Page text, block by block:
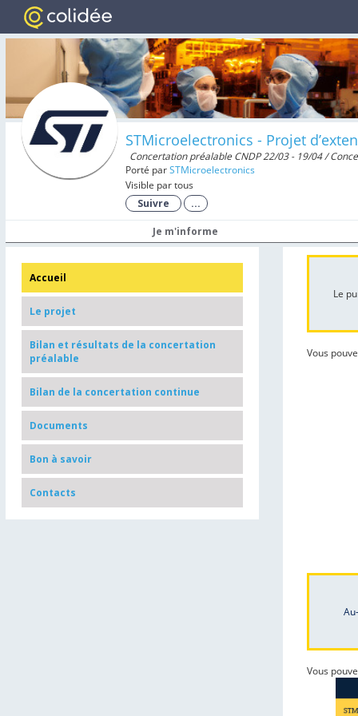
STMicroelectronics - Projet
Concertation préalable CNDP 22/03 - 19/04 /
Porté parSTMicroelectronics
Visible par tous
Suivre
...
Je m'informe
Accueil
Le projet
Bilan et résultats de la concertation
préalable
Bilan de la concertation continue
Documents
Bon à savoir
Contacts
Le
Vous
Vous